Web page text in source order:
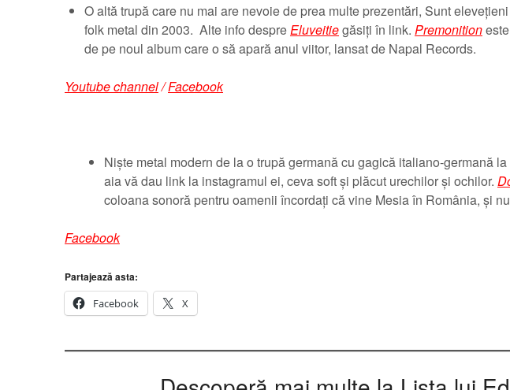
O altă trupă care nu mai are nevoie de prea multe prezentări, Sunt
folk metal din 2003. Alte info despre Eluveitiegăsiți în link. Premonition
de pe noul album care o să apară anul viitor, lansat de Napal Records.
Youtube channel/Facebook
Niște metal modern de la o trupă germană cu gagică italiano-germană la
aia vă dau link la instagramul ei, ceva soft și plăcut urechilor și ochilor.
coloana sonoră pentru oamenii încordați că vine Mesia în România, și
Facebook
Partajează asta:
Facebook
X